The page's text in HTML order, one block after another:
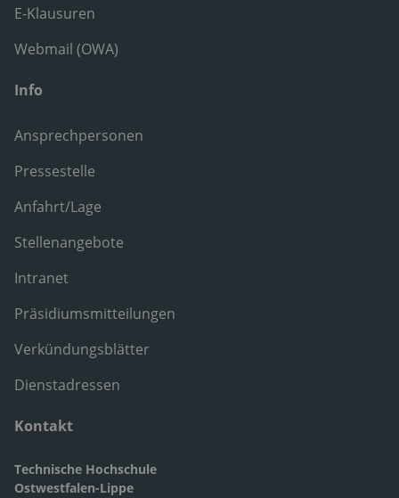
E-Klausuren
Webmail (OWA)
Info
Ansprechpersonen
Pressestelle
Anfahrt/Lage
Stellenangebote
Intranet
Präsidiumsmitteilungen
Verkündungsblätter
Dienstadressen
Kontakt
Technische Hochschule
Ostwestfalen-Lippe